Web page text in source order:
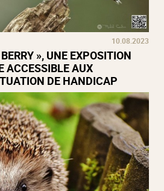
10.08.2023
», UNE EXPOSITION
ACCESSIBLE AUX
DE HANDICAP